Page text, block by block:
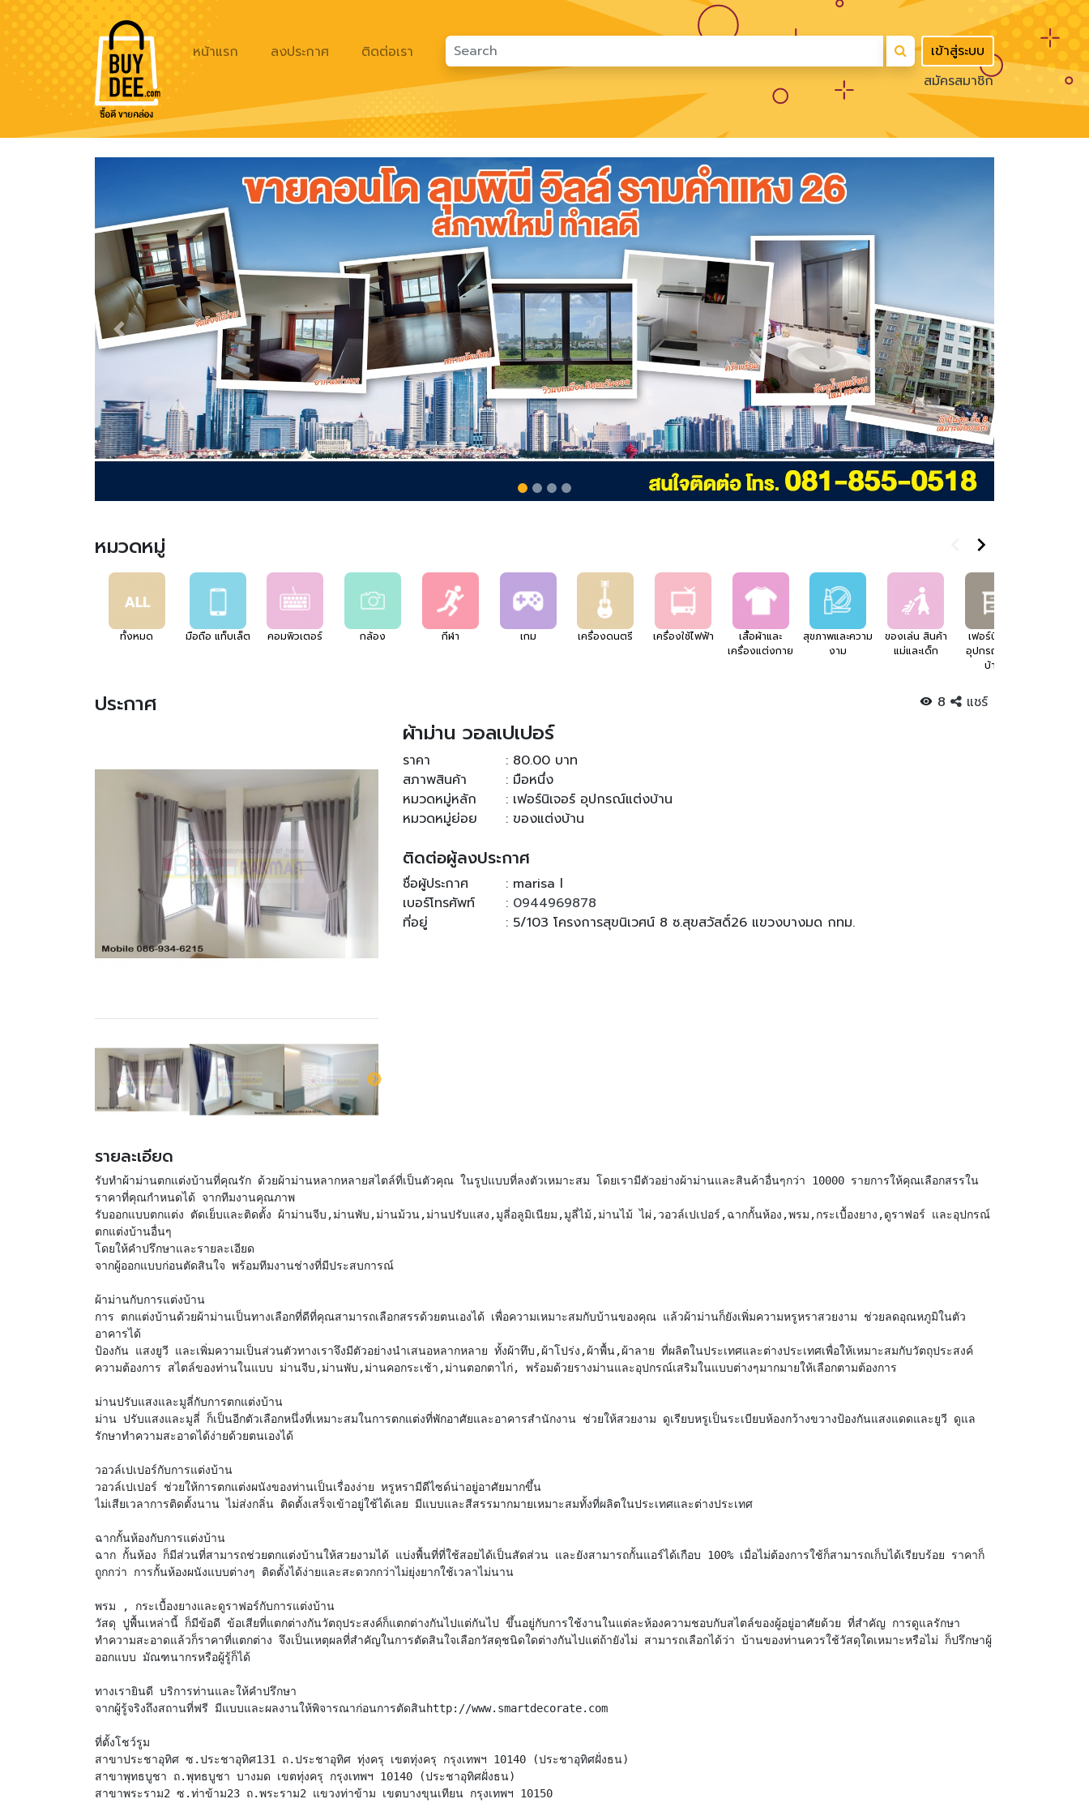
หน้าแรก ลงประกาศ
ติดต่อเรา
สมัครสมาชิก
เข้าสู่ระบบ
Previous Next
หมวดหมู่
ทั้งหมด มือถือ แท็บเล็ต คอมพิวเตอร์ กล้อง กีฬา เกม เครื่องดนตรี เครื่องใช้ไฟฟ้า
เสื้อผ้าและ
เครื่องแต่งกาย
สุขภาพและความ
งาม
ของเล่น สินค้า
แม่และเด็ก
เฟอร์นิเจอร์
อุปกรณ์แต่ง
บ้าน
ประกาศ 8 แชร์
ผ้าม่าน วอลเปเปอร์
ราคา
: 80.00 บาท
สภาพสินค้า
: มือหนึ่ง
หมวดหมู่หลัก
: เฟอร์นิเจอร์ อุปกรณ์แต่งบ้าน
หมวดหมู่ย่อย
: ของแต่งบ้าน
ติดต่อผู้ลงประกาศ
ชื่อผู้ประกาศ
: marisa l
เบอร์โทรศัพท์
: 0944969878
ที่อยู่
: 5/103 โครงการสุขนิเวศน์ 8 ซ.สุขสวัสดิ์26 แขวงบางมด กทม.
รายละเอียด
รับทำผ้าม่านตกแต่งบ้านที่คุณรัก ด้วยผ้าม่านหลากหลายสไตล์ที่เป็นตัวคุณ ในรูปแบบที่ลงตัวเหมาะสม โดยเรามีตัวอย่างผ้าม่านและสินค้าอื่นๆกว่า 10000 รายการให้คุณเลือกสรรใน
ราคาที่คุณกำหนดได้ จากทีมงานคุณภาพ
รับออกแบบตกแต่ง ตัดเย็บและติดตั้ง ผ้าม่านจีบ,ม่านพับ,ม่านม้วน,ม่านปรับแสง,มูลี่อลูมิเนียม,มูลี่ไม้,ม่านไม้ ไผ่,วอวล์เปเปอร์,ฉากกั้นห้อง,พรม,กระเบื้องยาง,ดูราฟอร์ และอุปกรณ์
ตกแต่งบ้านอื่นๆ
โดยให้คำปรึกษาและรายละเอียด
จากผู้ออกแบบก่อนตัดสินใจ พร้อมทีมงานช่างที่มีประสบการณ์
ผ้าม่านกับการแต่งบ้าน
การ ตกแต่งบ้านด้วยผ้าม่านเป็นทางเลือกที่ดีที่คุณสามารถเลือกสรรด้วยตนเองได้ เพื่อความเหมาะสมกับบ้านของคุณ แล้วผ้าม่านก็ยังเพิ่มความหรูหราสวยงาม ช่วยลดอุณหภูมิในตัว
อาคารได้
ป้องกัน แสงยูวี และเพิ่มความเป็นส่วนตัวทางเราจึงมีตัวอย่างนำเสนอหลากหลาย ทั้งผ้าทึบ,ผ้าโปร่ง,ผ้าพื้น,ผ้าลาย ที่ผลิตในประเทศและต่างประเทศเพื่อให้เหมาะสมกับวัตถุประสงค์
ความต้องการ สไตล์ของท่านในแบบ ม่านจีบ,ม่านพับ,ม่านคอกระเช้า,ม่านตอกตาไก่, พร้อมด้วยรางม่านและอุปกรณ์เสริมในแบบต่างๆมากมายให้เลือกตามต้องการ
ม่านปรับแสงและมูลี่กับการตกแต่งบ้าน
ม่าน ปรับแสงและมูลี่ ก็เป็นอีกตัวเลือกหนึ่งที่เหมาะสมในการตกแต่งที่พักอาศัยและอาคารสำนักงาน ช่วยให้สวยงาม ดูเรียบหรูเป็นระเบียบห้องกว้างขวางป้องกันแสงแดดและยูวี ดูแล
รักษาทำความสะอาดได้ง่ายด้วยตนเองได้
วอวล์เปเปอร์กับการแต่งบ้าน
วอวล์เปเปอร์ ช่วยให้การตกแต่งผนังของท่านเป็นเรื่องง่าย หรูหรามีดีไซด์น่าอยู่อาศัยมากขึ้น
ไม่เสียเวลาการติดตั้งนาน ไม่ส่งกลิ่น ติดตั้งเสร็จเข้าอยู่ใช้ได้เลย มีแบบและสีสรรมากมายเหมาะสมทั้งที่ผลิตในประเทศและต่างประเทศ
ฉากกั้นห้องกับการแต่งบ้าน
ฉาก กั้นห้อง ก็มีส่วนที่สามารถช่วยตกแต่งบ้านให้สวยงามได้ แบ่งพื้นที่ที่ใช้สอยได้เป็นสัดส่วน และยังสามารถกั้นแอร์ได้เกือบ 100% เมื่อไม่ต้องการใช้ก็สามารถเก็บได้เรียบร้อย ราคาก็
ถูกกว่า การกั้นห้องผนังแบบต่างๆ ติดตั้งได้ง่ายและสะดวกกว่าไม่ยุ่งยากใช้เวลาไม่นาน
พรม , กระเบื้องยางและดูราฟอร์กับการแต่งบ้าน
วัสดุ ปูพื้นเหล่านี้ ก็มีข้อดี ข้อเสียที่แตกต่างกันวัตถุประสงค์ก็แตกต่างกันไปแต่กันไป ขึ้นอยู่กับการใช้งานในแต่ละห้องความชอบกับสไตล์ของผู้อยู่อาศัยด้วย ที่สำคัญ การดูแลรักษา
ทำความสะอาดแล้วก็ราคาที่แตกต่าง จึงเป็นเหตุผลที่สำคัญในการตัดสินใจเลือกวัสดุชนิดใดต่างกันไปแต่ถ้ายังไม่ สามารถเลือกได้ว่า บ้านของท่านควรใช้วัสดุใดเหมาะหรือไม่ ก็ปรึกษาผู้
ออกแบบ มัณฑนากรหรือผู้รู้ก็ได้
ทางเรายินดี บริการท่านและให้คำปรึกษา
จากผู้รู้จริงถึงสถานที่ฟรี มีแบบและผลงานให้พิจารณาก่อนการตัดสินhttp://www.smartdecorate.com
ที่ตั้งโชว์รูม
สาขาประชาอุทิศ ซ.ประชาอุทิศ131 ถ.ประชาอุทิศ ทุ่งครุ เขตทุ่งครุ กรุงเทพฯ 10140 (ประชาอุทิศฝั่งธน)
สาขาพุทธบูชา ถ.พุทธบูชา บางมด เขตทุ่งครุ กรุงเทพฯ 10140 (ประชาอุทิศฝั่งธน)
สาขาพระราม2 ซ.ท่าข้าม23 ถ.พระราม2 แขวงท่าข้าม เขตบางขุนเทียน กรุงเทพฯ 10150